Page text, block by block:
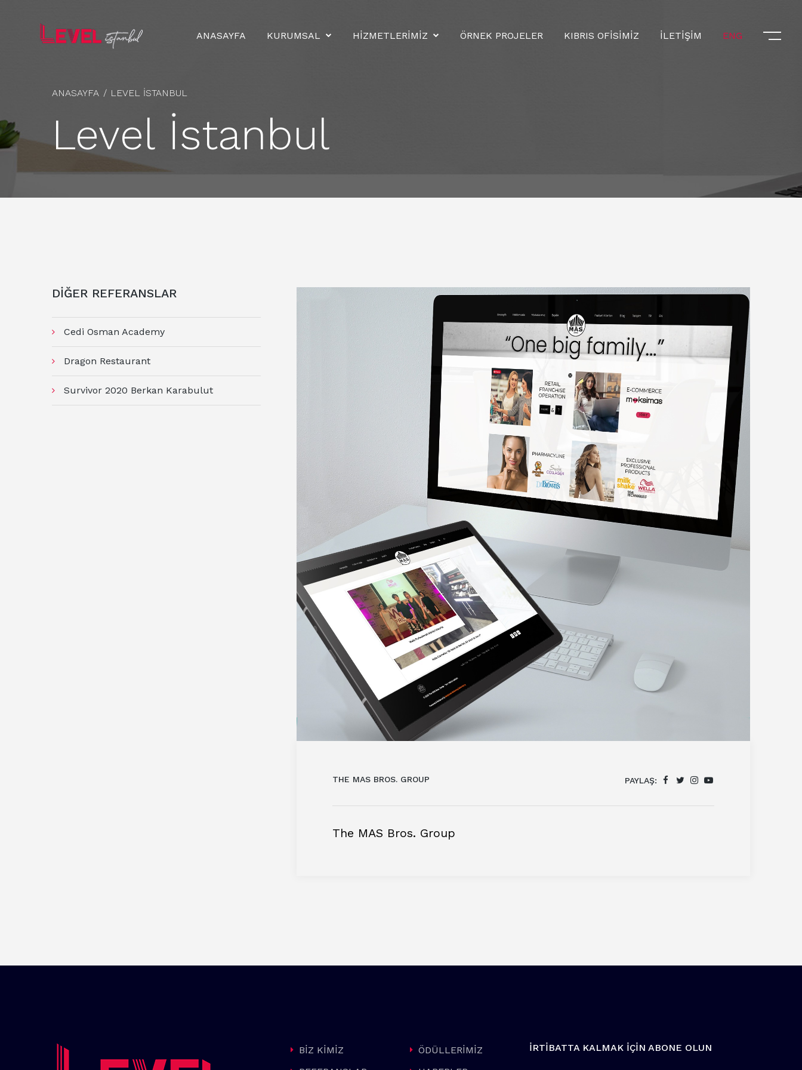
ANASAYFA KURUMSAL HİZMETLERİMİZ ÖRNEK PROJELER KIBRIS OFİSİMİZ İLETİŞİM ENG
ANASAYFA LEVEL İSTANBUL
Level İstanbul
THE MAS BROS. GROUP PAYLAŞ:
The MAS Bros. Group
DİĞER REFERANSLAR
Cedi Osman Academy
Dragon Restaurant
Survivor 2020 Berkan Karabulut
BİZ KİMİZ
ÖDÜLLERİMİZ
İRTİBATTA KALMAK İÇİN ABONE OLUN